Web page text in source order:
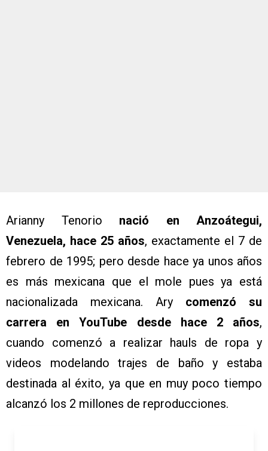
Arianny Tenorio nació en Anzoátegui,
Venezuela, hace 25 años, exactamente el 7 de
febrero de 1995; pero desde hace ya unos años
es más mexicana que el mole pues ya está
nacionalizada mexicana. Ary comenzó su
carrera en YouTube desde hace 2 años,
cuando comenzó a realizar hauls de ropa y
videos modelando trajes de baño y estaba
destinada al éxito, ya que en muy poco tiempo
alcanzó los 2 millones de reproducciones.